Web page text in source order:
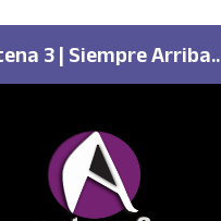
3 | Siempre Arriba..